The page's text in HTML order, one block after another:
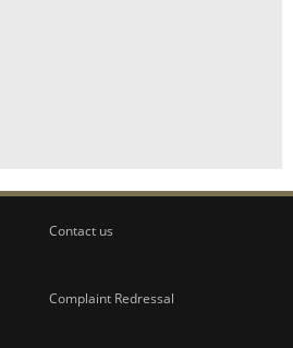
Contact us
Complaint Redressal